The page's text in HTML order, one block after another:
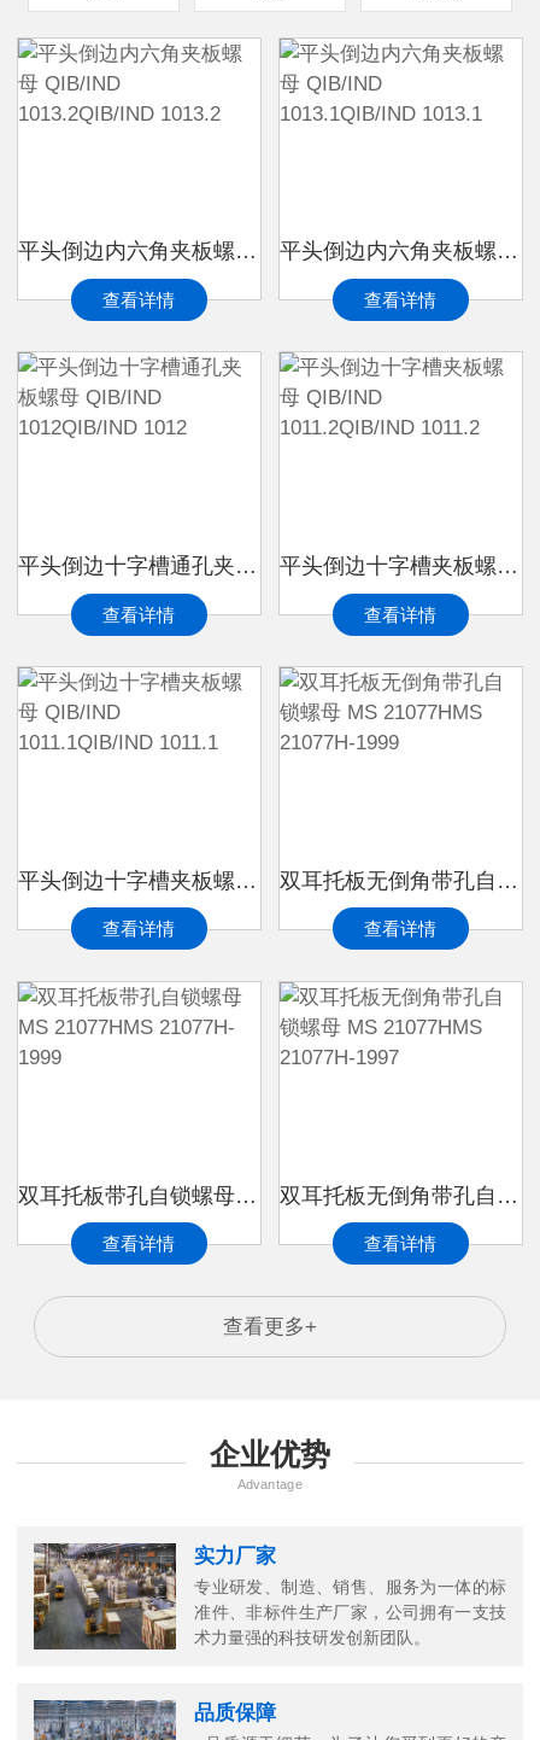
平头倒边内六角夹板螺母 QIB/IND 1013.2QIB/IND 1013.2
查看详情
平头倒边内六角夹板螺母 QIB/IND 1013.1QIB/IND 1013.1
查看详情
平头倒边十字槽通孔夹板螺母 QIB/IND 1012QIB/IND 1012
查看详情
平头倒边十字槽夹板螺母 QIB/IND 1011.2QIB/IND 1011.2
查看详情
平头倒边十字槽夹板螺母 QIB/IND 1011.1QIB/IND 1011.1
查看详情
双耳托板无倒角带孔自锁螺母 MS 21077HMS 21077H-1999
查看详情
双耳托板带孔自锁螺母 MS 21077HMS 21077H-1999
查看详情
双耳托板无倒角带孔自锁螺母 MS 21077HMS 21077H-1997
查看详情
查看更多+
企业优势
Advantage
实力厂家
专业研发、制造、销售、服务为一体的标
准件、非标件生产厂家，公司拥有一支技
术力量强的科技研发创新团队。
品质保障